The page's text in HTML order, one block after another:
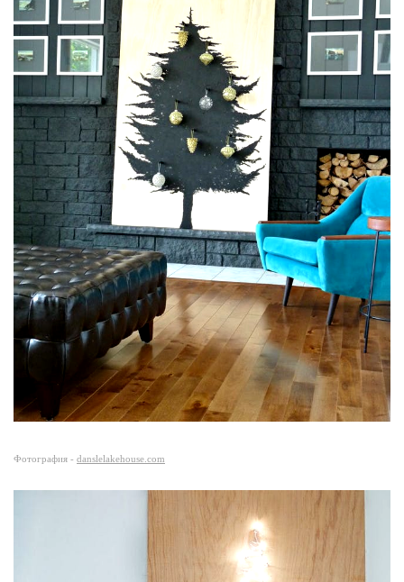
Фотография - danslelakehouse.com